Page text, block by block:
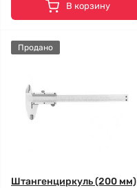
В корзину
Продано
Штангенциркуль (200 мм)